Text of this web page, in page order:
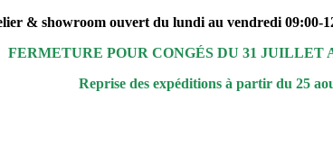
& showroom ouvert du lundi au vendredi 09:00-
FERMETURE POUR CONGÉS DU 31 JUILLET
Reprise des expéditions à partir du 25